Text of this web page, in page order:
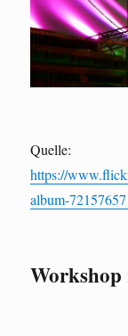
Quelle:
https://
album-
Workshop